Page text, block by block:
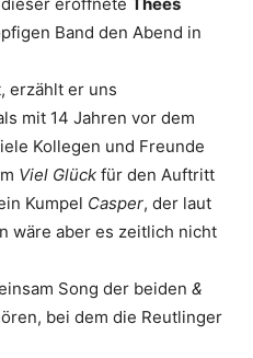
Band den Abend in
erzählt er uns
mit 14 Jahren vor dem
Kollegen und Freunde
Viel Glück für den Auftritt
Kumpel Casper, der laut
wäre aber es zeitlich nicht
Song der beiden &
bei dem die Reutlinger